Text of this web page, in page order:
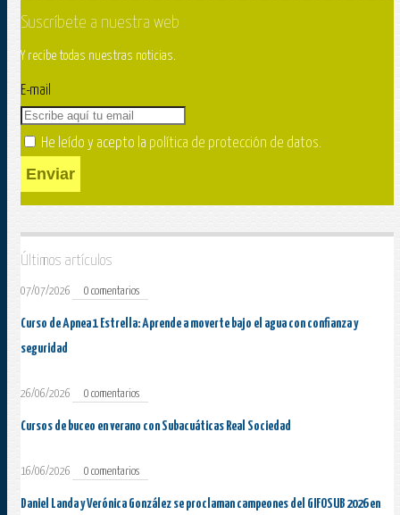
Suscríbete a nuestra web
Y recibe todas nuestras noticias.
E-mail
He leído y acepto la política de protección de datos.
Enviar
Últimos artículos
07/07/2026 0 comentarios
Curso de Apnea 1 Estrella: Aprende a moverte bajo el agua con confianza y
seguridad
26/06/2026 0 comentarios
Cursos de buceo en verano con Subacuáticas Real Sociedad
16/06/2026 0 comentarios
Daniel Landa y Verónica González se proclaman campeones del GIFOSUB 2026 en